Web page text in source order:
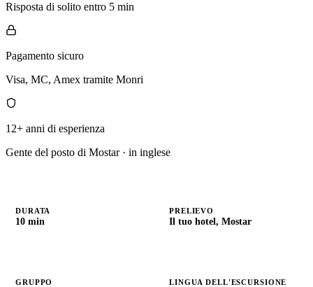
Risposta di solito entro 5 min
Pagamento sicuro
Visa, MC, Amex tramite Monri
12+ anni di esperienza
Gente del posto di Mostar · in inglese
DURATA
10 min
PRELIEVO
Il tuo hotel, Mostar
GRUPPO LINGUA DELL'ESCURSIONE